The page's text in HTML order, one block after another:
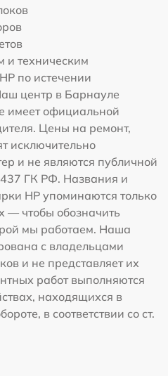
и техническим
по истечении
центр в Барнауле
имеет официальной
Цены на ремонт,
исключительно
и не являются публичной
437 ГК РФ. Названия и
HP упоминаются только
— чтобы обозначить
мы работаем. Наша
с владельцами
и не представляет их
работ выполняются
находящихся в
в соответствии со ст.